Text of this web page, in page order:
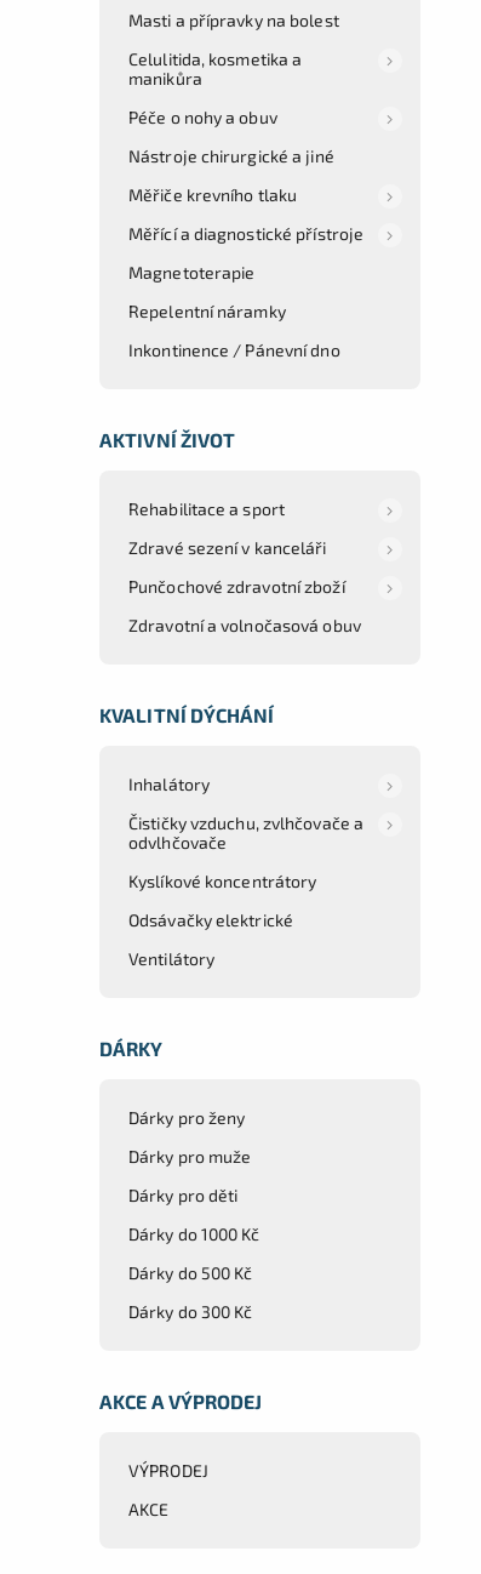
Masti a přípravky na bolest
Celulitida, kosmetika a
manikůra
Péče o nohy a obuv
Nástroje chirurgické a jiné
Měřiče krevního tlaku
Měřící a diagnostické přístroje
Magnetoterapie
Repelentní náramky
Inkontinence / Pánevní dno
AKTIVNÍ ŽIVOT
Rehabilitace a sport
Zdravé sezení v kanceláři
Punčochové zdravotní zboží
Zdravotní a volnočasová obuv
KVALITNÍ DÝCHÁNÍ
Inhalátory
Čističky vzduchu, zvlhčovače a
odvlhčovače
Kyslíkové koncentrátory
Odsávačky elektrické
Ventilátory
DÁRKY
Dárky pro ženy
Dárky pro muže
Dárky pro děti
Dárky do 1000 Kč
Dárky do 500 Kč
Dárky do 300 Kč
AKCE A VÝPRODEJ
VÝPRODEJ
AKCE